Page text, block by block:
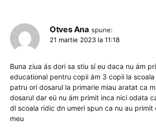
Otves Ana spune:
21 martie 2023 la 11:18
Buna ziua ás dori sa stiu sí eu daca nu ám
educational pentru copii ám 3 copii la
patru ori dosarul la primarie miau aratat ca
dosarul dar eü nu ám primit inca nici odata
dl scoala ridic dn umeri spun ca nu au
meu